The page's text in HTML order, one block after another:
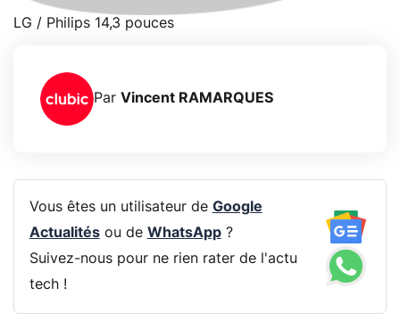
LG / Philips 14,3 pouces
Par Vincent RAMARQUES
Vous êtes un utilisateur de Google
Actualitésou de WhatsApp?
Suivez-nous pour ne rien rater de l'actu
tech !